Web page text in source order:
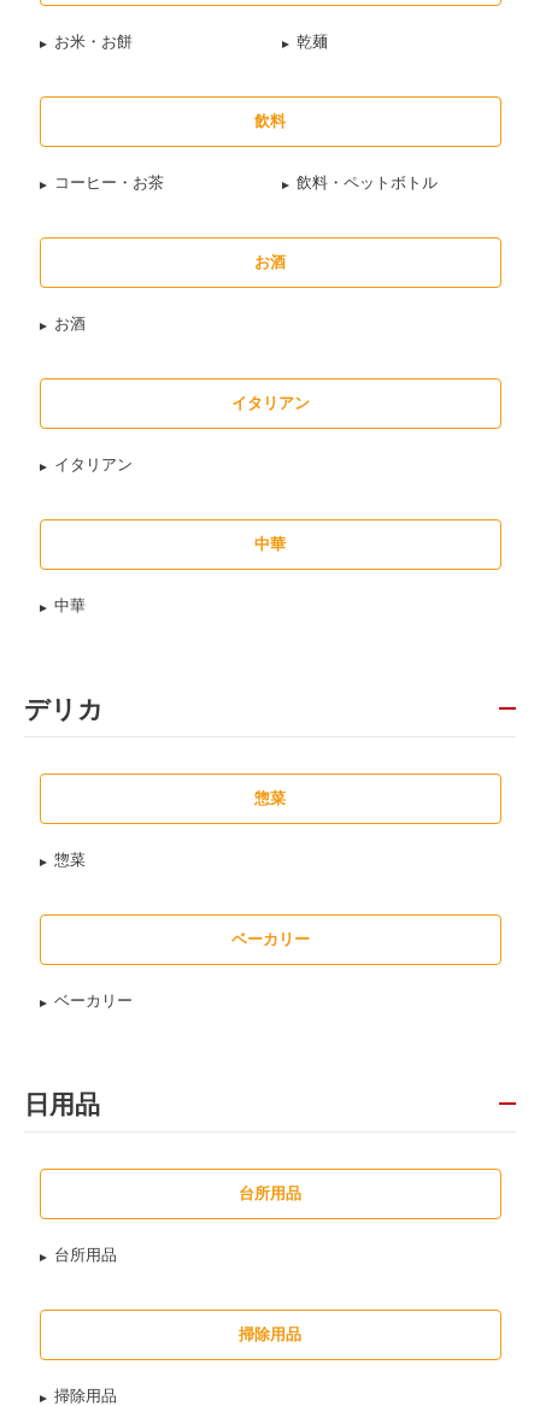
お米・お餅 乾麺
飲料
コーヒー・お茶 飲料・ペットボトル
お酒
お酒
イタリアン
イタリアン
中華
中華
デリカ
惣菜
惣菜
ベーカリー
ベーカリー
日用品
台所用品
台所用品
掃除用品
掃除用品